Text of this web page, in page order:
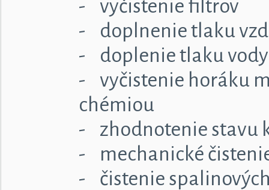
- vyčistenie filtrov
- doplnenie tlaku
- doplenie tlaku vody
- vyčistenie horáku
chémiou
- zhodnotenie stavu
- mechanické
- čistenie